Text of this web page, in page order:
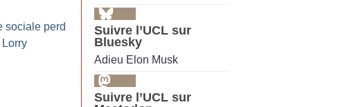
sociale perd
Suivre l’UCL sur
Bluesky
Adieu Elon Musk
Suivre l’UCL sur